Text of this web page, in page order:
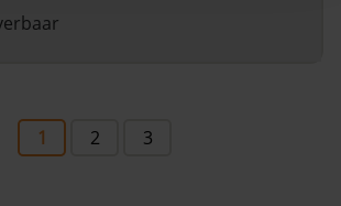
1 2 3